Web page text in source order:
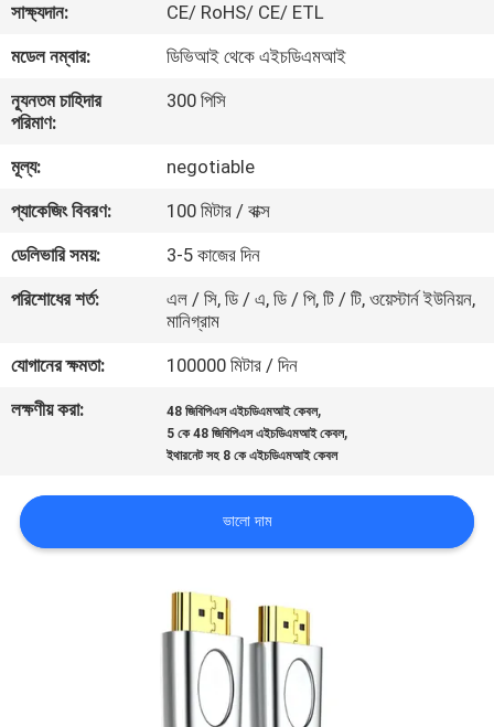
সম্পর্কে
কারখানা
মান
নিয়ন্ত্রণ
করুন
কেস
সাক্ষ্যদান:
CE/ RoHS/ CE/ ETL
মডেল নম্বার:
ডিভিআই থেকে এইচডিএমআই
ন্যূনতম চাহিদার
পরিমাণ:
300 পিসি
মূল্য:
negotiable
প্যাকেজিং বিবরণ:
100 মিটার / বাক্স
ডেলিভারি সময়:
3-5 কাজের দিন
পরিশোধের শর্ত:
এল / সি, ডি / এ, ডি / পি, টি / টি, ওয়েস্টার্ন ইউনিয়ন,
মানিগ্রাম
যোগানের ক্ষমতা:
100000 মিটার / দিন
লক্ষণীয় করা:
48 জিবিপিএস এইচডিএমআই কেবল,
5 কে 48 জিবিপিএস এইচডিএমআই কেবল,
ইথারনেট সহ 8 কে এইচডিএমআই কেবল
ভালো দাম